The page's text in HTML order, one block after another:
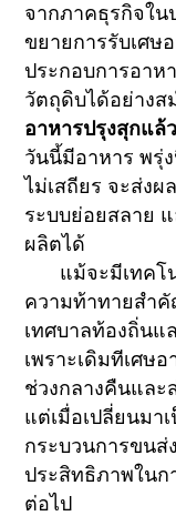
จากภาคธุรกิจใ
ขยายการรับเศษ
ประกอบการอา
วัตถุดิบได้อย่างส
อาหารปรุงสุกแล้
วันนี้มีอาหาร พรุ่
ไม่เสถียร จะส่ง
ระบบย่อยสลาย
ผลิตได้
แม้จะมีเทค
ความท้าทายสำ
เทศบาลท้องถิ่นแ
เพราะเดิมทีเศษ
ช่วงกลางคืนและ
แต่เมื่อเปลี่ยนมา
กระบวนการขนส่
ประสิทธิภาพใน
ต่อไป